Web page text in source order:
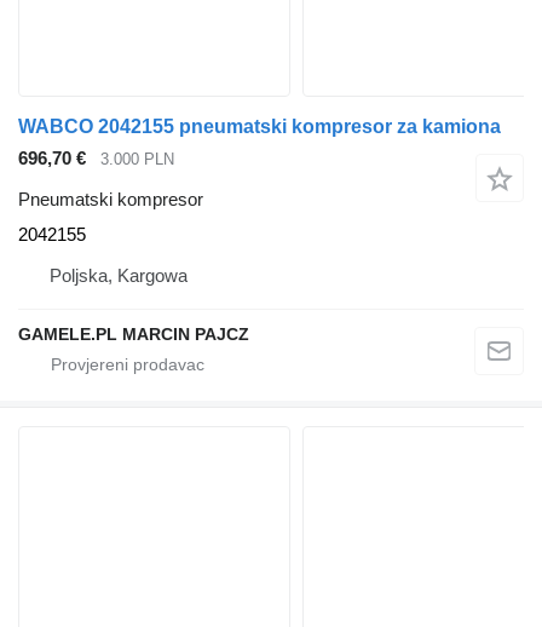
WABCO 2042155 pneumatski kompresor za kamiona
696,70 €
3.000 PLN
Pneumatski kompresor
2042155
Poljska, Kargowa
GAMELE.PL MARCIN PAJCZ